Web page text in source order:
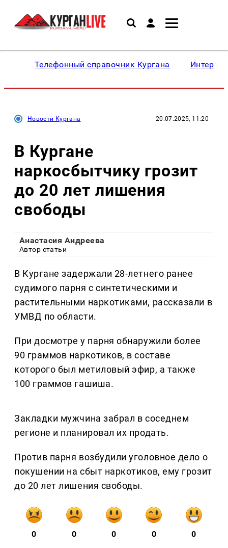
Телефонный справочник Кургана
Новости Кургана 20.07.2025, 11:20
В Кургане
наркосбытчику грозит
до 20 лет лишения
свободы
Анастасия Андреева
Автор статьи
В Кургане задержали 28-летнего ранее
судимого парня с синтетическими и
растительными наркотиками, рассказали в
УМВД по области.
При досмотре у парня обнаружили более
90 граммов наркотиков, в составе
которого был метиловый эфир, а также
100 граммов гашиша.
Закладки мужчина забрал в соседнем
регионе и планировал их продать.
Против парня возбудили уголовное дело о
покушении на сбыт наркотиков, ему грозит
до 20 лет лишения свободы.
0 0 0 0 0